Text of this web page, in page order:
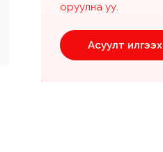
оруулна уу.
Асуулт илгээх